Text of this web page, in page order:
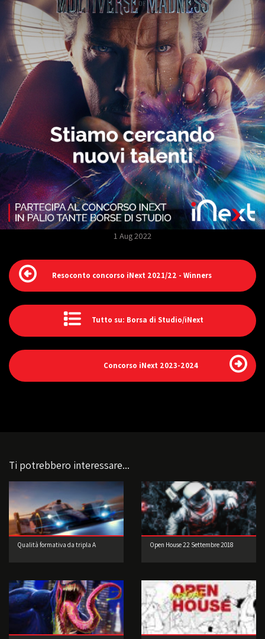
1 Aug 2022
Resoconto concorso iNext 2021/22 - Winners
Tutto su: Borsa di Studio/iNext
Concorso iNext 2023-2024
Ti potrebbero interessare...
Qualità formativa da tripla A Open House 22 Settembre 2018